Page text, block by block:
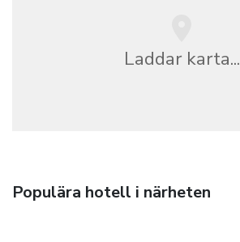
Laddar karta...
Populära hotell i närheten